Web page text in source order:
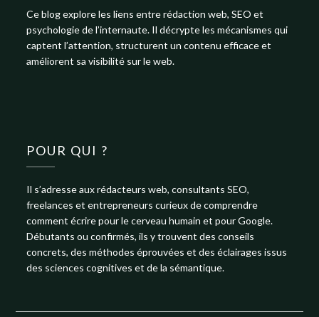
Ce blog explore les liens entre rédaction web, SEO et
psychologie de l’internaute. Il décrypte les mécanismes qui
captent l’attention, structurent un contenu efficace et
améliorent sa visibilité sur le web.
POUR QUI ?
Il s’adresse aux rédacteurs web, consultants SEO,
freelances et entrepreneurs curieux de comprendre
comment écrire pour le cerveau humain et pour Google.
Débutants ou confirmés, ils y trouvent des conseils
concrets, des méthodes éprouvées et des éclairages issus
des sciences cognitives et de la sémantique.